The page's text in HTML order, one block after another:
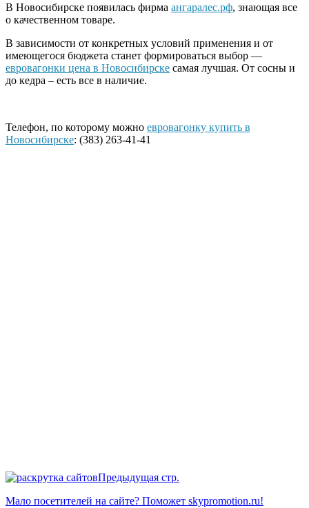
В Новосибирске появилась фирма ангаралес.рф, знающая все
о качественном товаре.
В зависимости от конкретных условий применения и от
имеющегося бюджета станет формироваться выбор —
евровагонки цена в Новосибирске самая лучшая. От сосны и
до кедра – есть все в наличие.
Телефон, по которому можно евровагонку купить в
Новосибирске: (383) 263-41-41
Предыдущая стр.
Мало посетителей на сайте? Поможет skypromotion.ru!